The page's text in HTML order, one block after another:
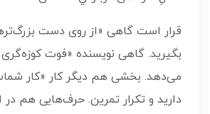
قرار است گاهی «از روی دست
بگیرید. گاهی نویسنده «فوت
می‌دهد. بخشی هم دیگر کار «کار
دارید و تکرار تمرین. حرف‌هایی هم